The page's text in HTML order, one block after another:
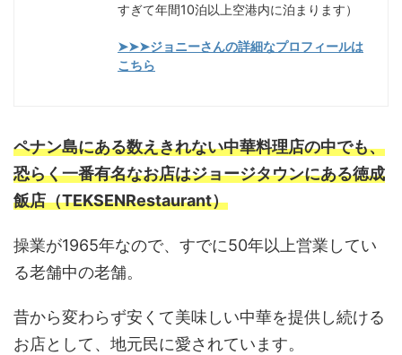
すぎて年間10泊以上空港内に泊まります）
➤➤➤ジョニーさんの詳細なプロフィールは
こちら
ペナン島にある数えきれない中華料理店の中でも、
恐らく一番有名なお店はジョージタウンにある徳成
飯店（TEKSENRestaurant）
操業が1965年なので、すでに50年以上営業してい
る老舗中の老舗。
昔から変わらず安くて美味しい中華を提供し続ける
お店として、地元民に愛されています。